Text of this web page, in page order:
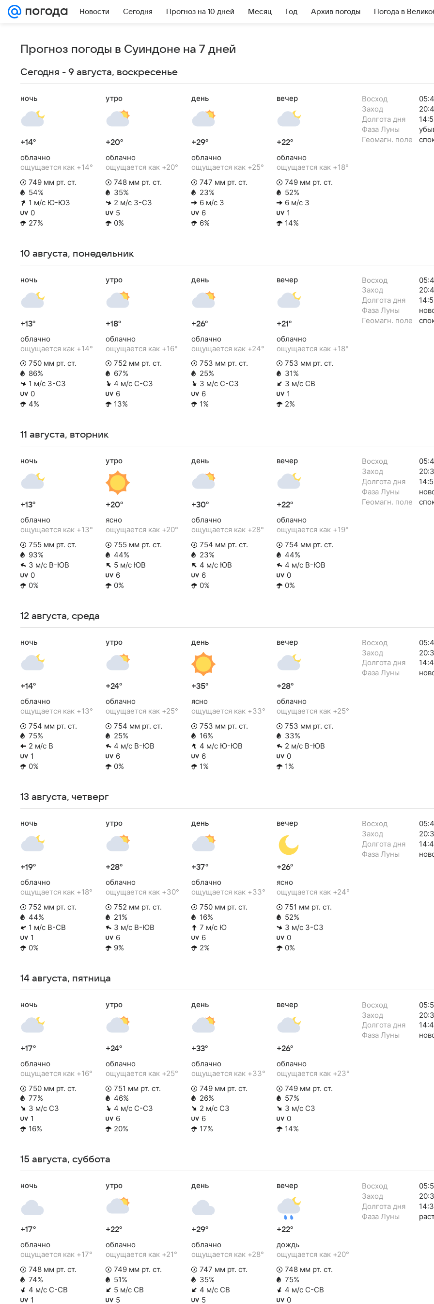
Новости Сегодня Прогноз на 10 дней Месяц Год Архив погоды Погода в
Прогноз погоды в Суиндоне на 7 дней
Сегодня - 9 августа, воскресенье
ночь
+14°
облачно
ощущается как +14°
749 мм рт. ст.
54%
1 м/с Ю-ЮЗ
0
27%
утро
+20°
облачно
ощущается как +20°
748 мм рт. ст.
35%
2 м/с З-СЗ
5
0%
день
+29°
облачно
ощущается как +25°
747 мм рт. ст.
23%
6 м/с З
6
6%
вечер
+22°
облачно
ощущается как +18°
749 мм рт. ст.
52%
6 м/с З
1
14%
Восход
Заход
Долгота дня
Фаза Луны
Геомагн. поле
10 августа, понедельник
ночь
+13°
облачно
ощущается как +14°
750 мм рт. ст.
86%
1 м/с З-СЗ
0
4%
утро
+18°
облачно
ощущается как +16°
752 мм рт. ст.
67%
4 м/с С-СЗ
6
13%
день
+26°
облачно
ощущается как +24°
753 мм рт. ст.
25%
3 м/с С-СЗ
6
1%
вечер
+21°
облачно
ощущается как +18°
753 мм рт. ст.
31%
3 м/с СВ
1
2%
Восход
Заход
Долгота дня
Фаза Луны
Геомагн. поле
11 августа, вторник
ночь
+13°
облачно
ощущается как +13°
755 мм рт. ст.
93%
3 м/с В-ЮВ
0
0%
утро
+20°
ясно
ощущается как +20°
755 мм рт. ст.
44%
5 м/с ЮВ
6
0%
день
+30°
облачно
ощущается как +28°
754 мм рт. ст.
23%
4 м/с ЮВ
6
0%
вечер
+22°
облачно
ощущается как +19°
754 мм рт. ст.
44%
4 м/с В-ЮВ
0
0%
Восход
Заход
Долгота дня
Фаза Луны
Геомагн. поле
12 августа, среда
ночь
+14°
облачно
ощущается как +13°
754 мм рт. ст.
75%
2 м/с В
1
0%
утро
+24°
облачно
ощущается как +25°
754 мм рт. ст.
25%
4 м/с В-ЮВ
6
0%
день
+35°
ясно
ощущается как +33°
753 мм рт. ст.
16%
4 м/с Ю-ЮВ
6
1%
вечер
+28°
облачно
ощущается как +25°
753 мм рт. ст.
33%
2 м/с В-ЮВ
0
1%
Восход
Заход
Долгота дня
Фаза Луны
13 августа, четверг
ночь
+19°
облачно
ощущается как +18°
752 мм рт. ст.
44%
1 м/с В-СВ
1
0%
утро
+28°
облачно
ощущается как +30°
752 мм рт. ст.
21%
3 м/с В-ЮВ
6
9%
день
+37°
облачно
ощущается как +33°
750 мм рт. ст.
16%
7 м/с Ю
6
2%
вечер
+26°
ясно
ощущается как +24°
751 мм рт. ст.
52%
3 м/с З-СЗ
0
0%
Восход
Заход
Долгота дня
Фаза Луны
14 августа, пятница
ночь
+17°
облачно
ощущается как +16°
750 мм рт. ст.
77%
3 м/с СЗ
1
16%
утро
+24°
облачно
ощущается как +25°
751 мм рт. ст.
46%
4 м/с С-СЗ
6
20%
день
+33°
облачно
ощущается как +33°
749 мм рт. ст.
26%
2 м/с СЗ
6
17%
вечер
+26°
облачно
ощущается как +23°
749 мм рт. ст.
57%
3 м/с СЗ
0
14%
Восход
Заход
Долгота дня
Фаза Луны
15 августа, суббота
ночь
+17°
облачно
ощущается как +17°
748 мм рт. ст.
74%
4 м/с С-СВ
1
утро
+22°
облачно
ощущается как +21°
749 мм рт. ст.
51%
5 м/с СВ
5
день
+29°
облачно
ощущается как +28°
747 мм рт. ст.
35%
4 м/с СВ
5
вечер
+22°
дождь
ощущается как +20°
748 мм рт. ст.
75%
4 м/с С-СВ
0
Восход
Заход
Долгота дня
Фаза Луны